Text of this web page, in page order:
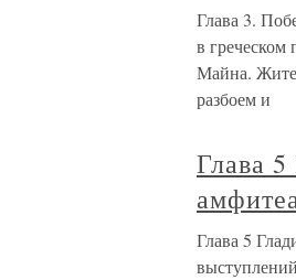
Глава 3.
в
Майна.
разбоем и
Глава
Глава 5